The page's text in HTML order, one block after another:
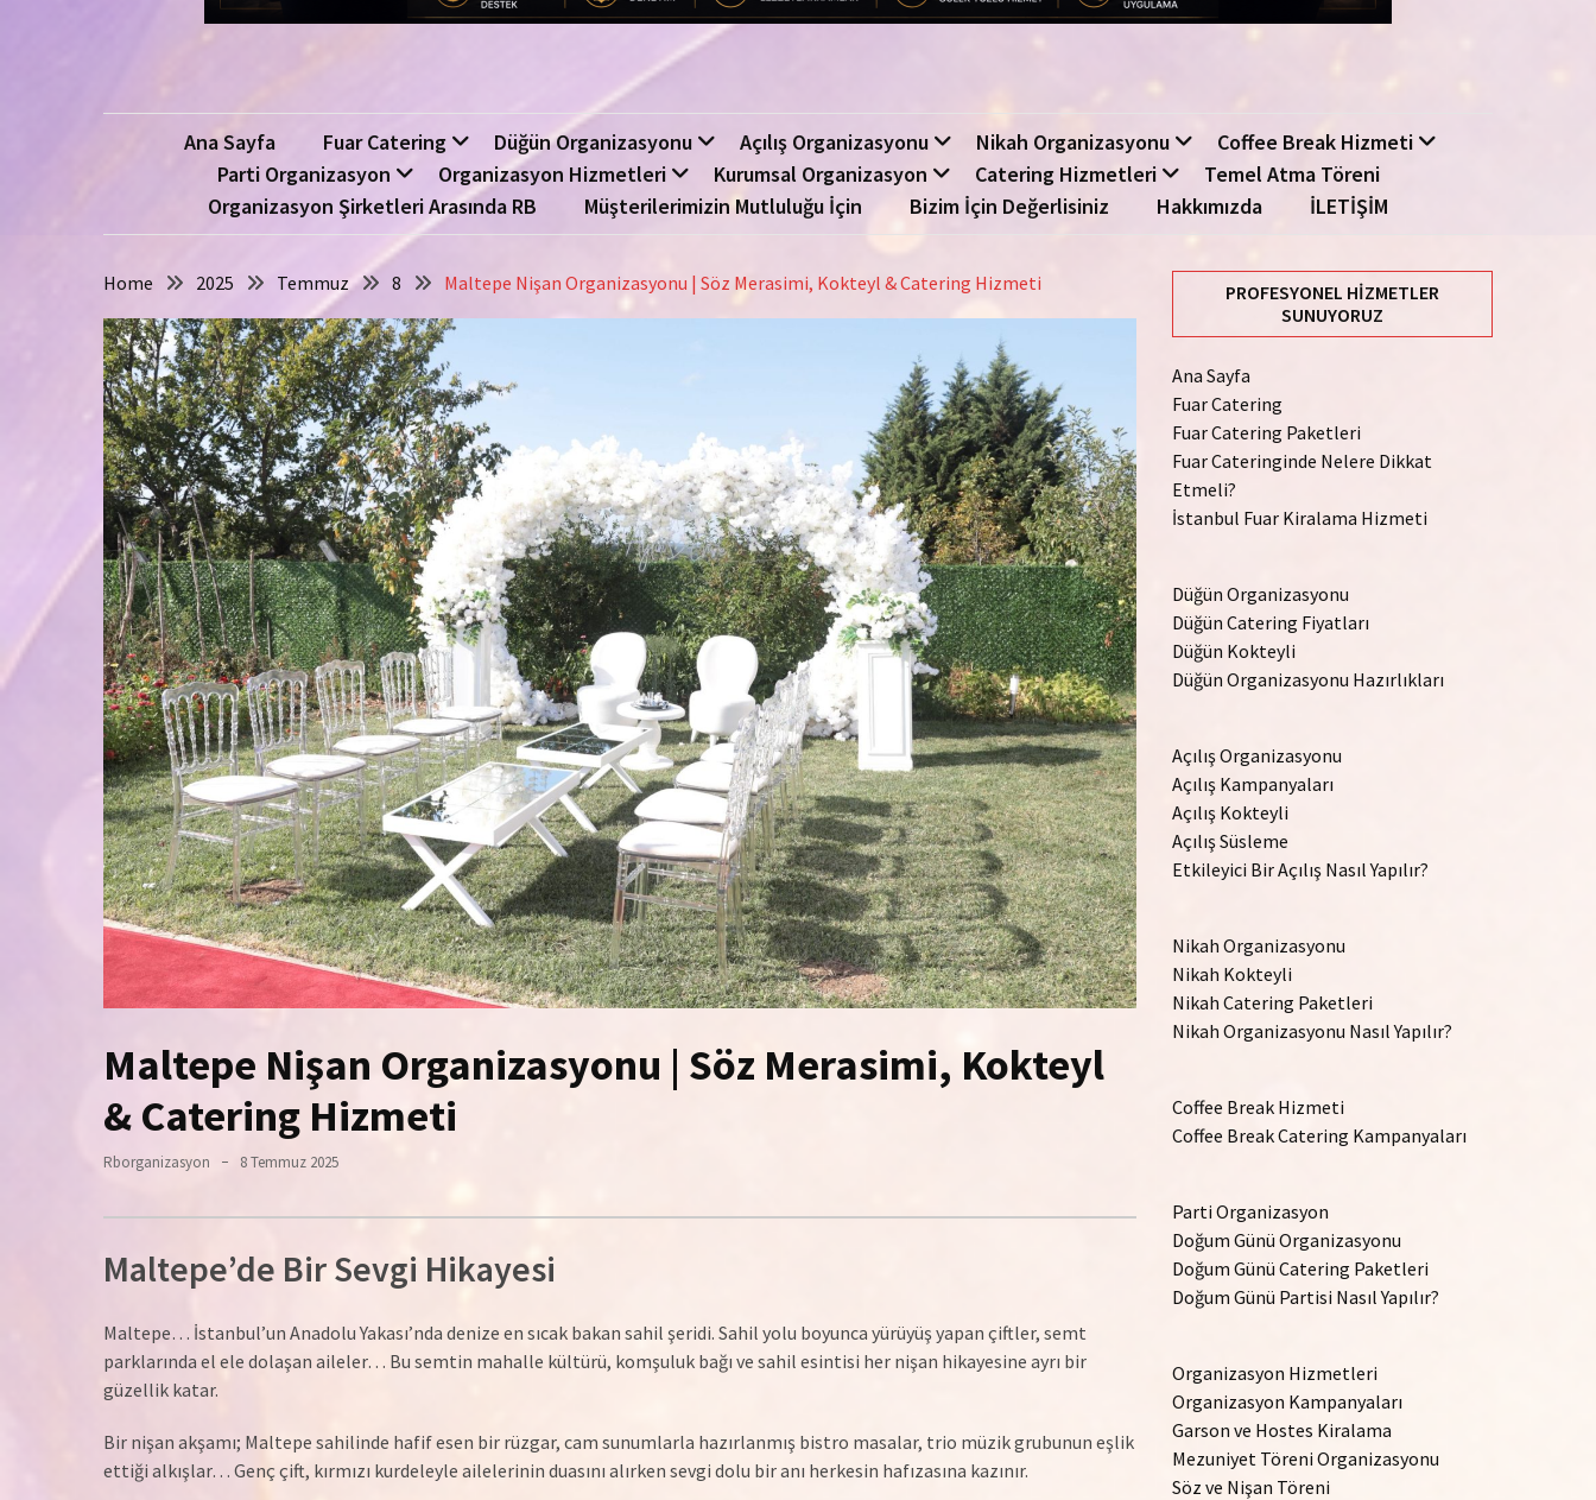
Ana Sayfa Fuar Catering Düğün Organizasyonu Açılış Organizasyonu Nikah Organizasyonu
Coffee Break Hizmeti
Parti Organizasyon
Organizasyon Hizmetleri Kurumsal Organizasyon Catering Hizmetleri
Temel Atma Töreni
Organizasyon Şirketleri Arasında RB
Müşterilerimizin Mutluluğu İçin Bizim İçin Değerlisiniz Hakkımızda İLETİŞİM
Home 2025 Temmuz 8 Maltepe Nişan Organizasyonu | Söz Merasimi, Kokteyl & Catering Hizmeti
Maltepe Nişan Organizasyonu | Söz Merasimi, Kokteyl
& Catering Hizmeti
Rborganizasyon 8 Temmuz 2025
Maltepe’de Bir Sevgi Hikayesi
Maltepe… İstanbul’un Anadolu Yakası’nda denize en sıcak bakan sahil şeridi. Sahil yolu boyunca yürüyüş yapan çiftler, semt
parklarında el ele dolaşan aileler… Bu semtin mahalle kültürü, komşuluk bağı ve sahil esintisi her nişan hikayesine ayrı bir
güzellik katar.
Bir nişan akşamı; Maltepe sahilinde hafif esen bir rüzgar, cam sunumlarla hazırlanmış bistro masalar, trio müzik grubunun eşlik
ettiği alkışlar… Genç çift, kırmızı kurdeleyle ailelerinin duasını alırken sevgi dolu bir anı herkesin hafızasına kazınır.
PROFESYONEL HIZMETLER
SUNUYORUZ
Ana Sayfa
Fuar Catering
Fuar Catering Paketleri
Fuar Cateringinde Nelere Dikkat
Etmeli?
İstanbul Fuar Kiralama Hizmeti
Düğün Organizasyonu
Düğün Catering Fiyatları
Düğün Kokteyli
Düğün Organizasyonu Hazırlıkları
Açılış Organizasyonu
Açılış Kampanyaları
Açılış Kokteyli
Açılış Süsleme
Etkileyici Bir Açılış Nasıl Yapılır?
Nikah Organizasyonu
Nikah Kokteyli
Nikah Catering Paketleri
Nikah Organizasyonu Nasıl Yapılır?
Coffee Break Hizmeti
Coffee Break Catering Kampanyaları
Parti Organizasyon
Doğum Günü Organizasyonu
Doğum Günü Catering Paketleri
Doğum Günü Partisi Nasıl Yapılır?
Organizasyon Hizmetleri
Organizasyon Kampanyaları
Garson ve Hostes Kiralama
Mezuniyet Töreni Organizasyonu
Söz ve Nişan Töreni